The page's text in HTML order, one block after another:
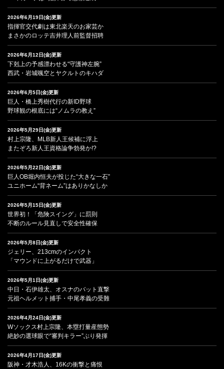
2026年6月19日(金)更新
指揮官交代劇は東北楽天のお家芸か
まさかのロッテ吉井理人前監督招聘
2026年6月12日(金)更新
下剋上の予感漂わせる“守護神左腕”
西武・岩城颯空とヤクルトのキハダ
2026年6月5日(金)更新
巨人・橋上秀樹代行の新ID野球
野球観の根底には“ノムラの教え”
2026年5月29日(金)更新
村上宗隆、MLB新人王候補に浮上
またぞろ新人王資格論争勃発か!?
2026年5月22日(金)更新
巨人OB堀内恒夫が投じた“大きな一石”
ユニホーム“背ネーム”はありかなしか
2026年5月15日(金)更新
世界初！「危険スイング」に罰則
不断のルール見直しで安全性確保
2026年5月8日(金)更新
ジェリー、213cmのインパクト
「マウンドに上がるだけで武器」
2026年5月1日(金)更新
中日・石伊雄太、オスナのバット直撃
元祖ヘルメット捕手・中尾孝義の受難
2026年4月24日(金)更新
Wソックス村上宗隆、本塁打量産態勢
絶妙の選球眼で“審判キラー”ぶり発揮
2026年4月17日(金)更新
阪神・才木浩人、16Kの衝撃と痛恨